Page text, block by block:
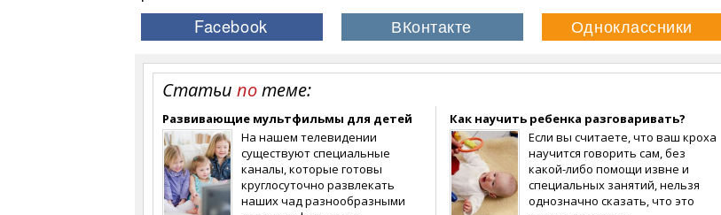
Статьи потеме:
Развивающие мультфильмы для детей
На нашем телевидении
существуют специальные
каналы, которые готовы
круглосуточно развлекать
наших чад разнообразными
Как научить ребенка разговаривать?
Если вы считаете, что ваш кроха
научится говорить сам, без
какой-либо помощи извне и
специальных занятий, нельзя
однозначно сказать, что это